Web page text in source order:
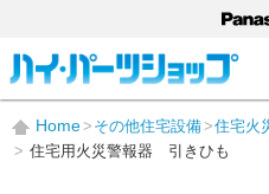
Home その他住宅設備 住宅火
住宅用火災警報器 引きひも